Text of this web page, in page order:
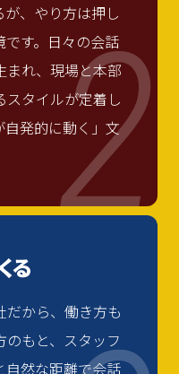
2
、やり方は押し
す。日々の会話
まれ、現場と本部
スタイルが定着し
自発的に動く」文
る
だから、働き方も
もと、スタッフ
自然な距離で会話